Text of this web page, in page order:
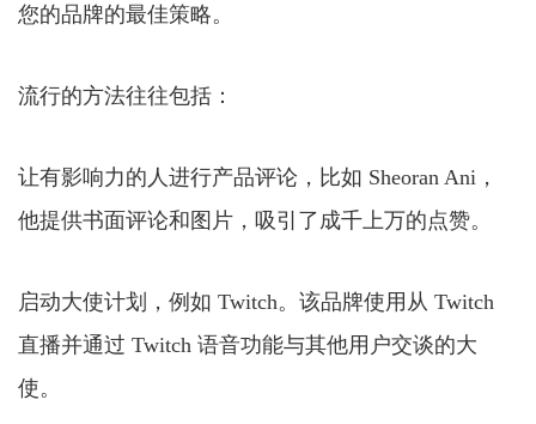
您的品牌的最佳策略。
流行的方法往往包括：
让有影响力的人进行产品评论，比如 Sheoran Ani，
他提供书面评论和图片，吸引了成千上万的点赞。
启动大使计划，例如 Twitch。该品牌使用从 Twitch
直播并通过 Twitch 语音功能与其他用户交谈的大
使。